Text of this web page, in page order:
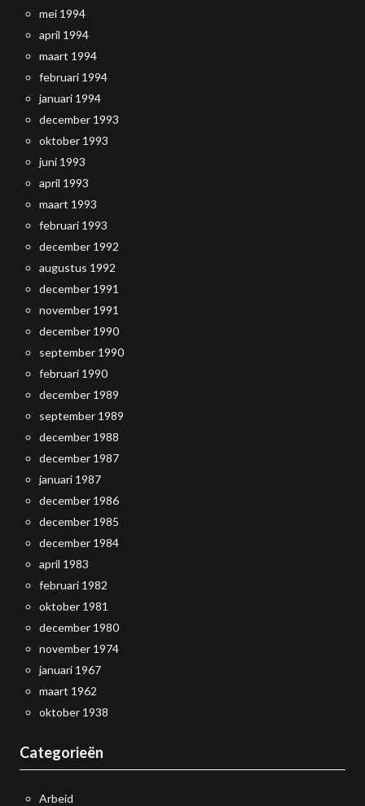
mei 1994
april 1994
maart 1994
februari 1994
januari 1994
december 1993
oktober 1993
juni 1993
april 1993
maart 1993
februari 1993
december 1992
augustus 1992
december 1991
november 1991
december 1990
september 1990
februari 1990
december 1989
september 1989
december 1988
december 1987
januari 1987
december 1986
december 1985
december 1984
april 1983
februari 1982
oktober 1981
december 1980
november 1974
januari 1967
maart 1962
oktober 1938
Categorieën
Arbeid